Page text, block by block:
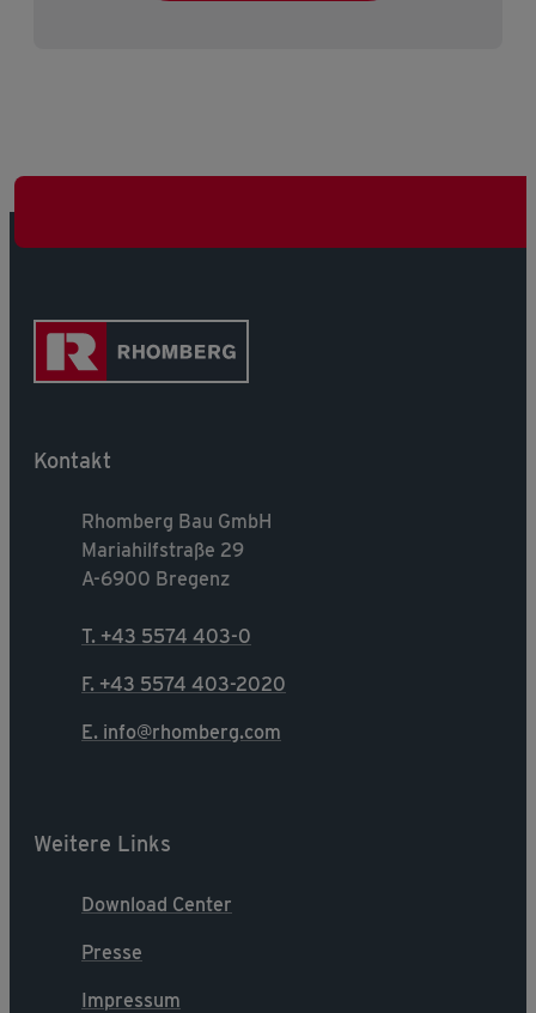
Kontakt
Rhomberg Bau GmbH
Mariahilfstraße 29
A-6900 Bregenz
T. +43 5574 403-0
F. +43 5574 403-2020
E. info@rhomberg.com
Weitere Links
Download Center
Presse
Impressum